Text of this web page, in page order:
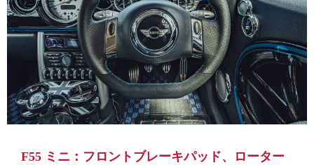
F55 ミニ：フロントブレーキパッド、ローター